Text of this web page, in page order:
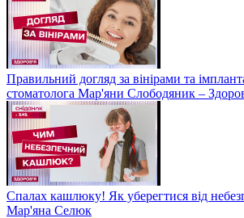
Правильний догляд за вінірами та
стоматолога Мар'яни Слободяник –
Спалах кашлюку! Як уберегтися від
Мар'яна Селюк